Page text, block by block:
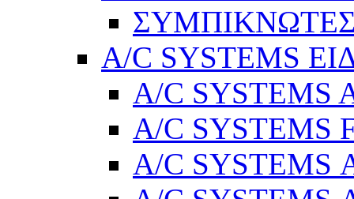
A/C SYSTEMS
A/C SYSTEMS
A/C SYSTEMS
A/C SYSTEMS